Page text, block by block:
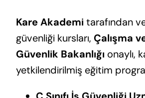
Kare Akademi tarafından
güvenliği kursları, Çalışma
Güvenlik Bakanlığı onaylı,
yetkilendirilmiş eğitim